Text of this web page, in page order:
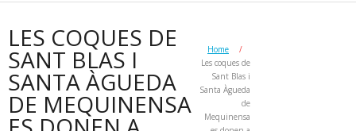
LES COQUES DE
SANT BLAS I
SANTA ÀGUEDA
DE MEQUINENSA
Home
/
Les coques de
Sant Blas i
Santa Àgueda
de
Mequinensa